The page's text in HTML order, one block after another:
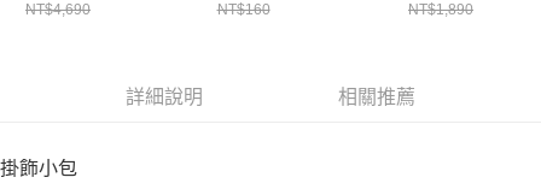
NT$4,690 NT$160 NT$1,890
詳細說明 相關推薦
掛飾小包